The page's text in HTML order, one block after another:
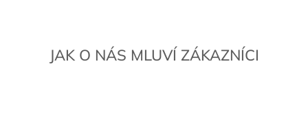
JAK O NÁS MLUVÍ ZÁKAZNÍCI